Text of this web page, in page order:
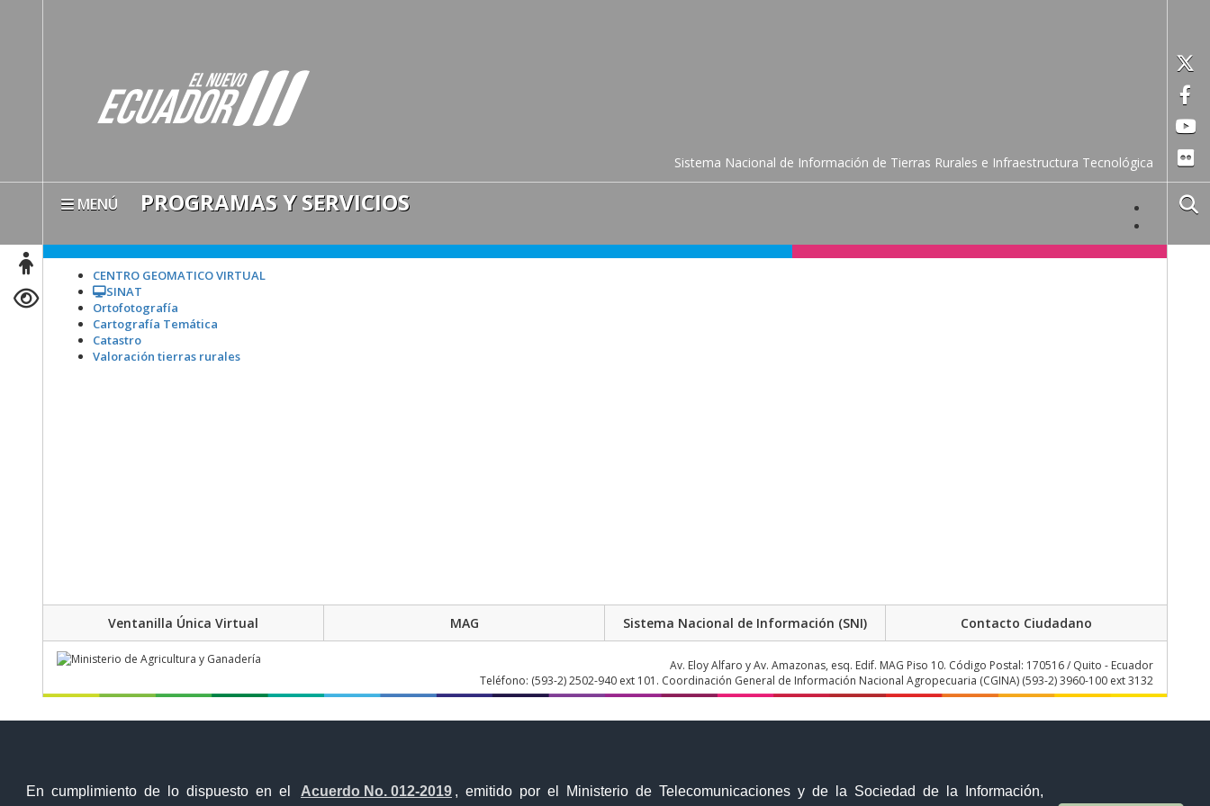
En cumplimiento de lo dispuesto en el Acuerdo No. 012-2019 , emitido por el Ministerio de Telecomunicaciones y de la Sociedad de la Información,
Sistema Nacional de Información de Tierras Rurales e Infraestructura Tecnológica
MENÚ PROGRAMAS Y SERVICIOS
CENTRO GEOMATICO VIRTUAL
SINAT
Ortofotografía
Cartografía Temática
Catastro
Valoración tierras rurales
Ventanilla Única Virtual MAG Sistema Nacional de Información (SNI) Contacto Ciudadano
Av. Eloy Alfaro y Av. Amazonas, esq. Edif. MAG Piso 10. Código Postal: 170516 / Quito - Ecuador
Teléfono: (593-2) 2502-940 ext 101. Coordinación General de Información Nacional Agropecuaria (CGINA) (593-2) 3960-100 ext 3132